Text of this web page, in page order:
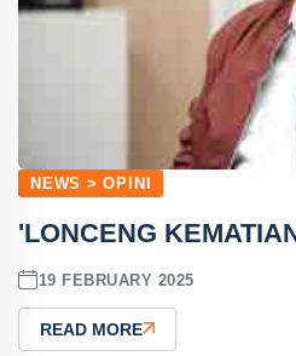
NEWS > OPINI
'LONCENG
19 FEBRUARY 2025
READ MORE